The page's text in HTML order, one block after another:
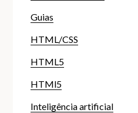
Guias
HTML/CSS
HTML5
HTMl5
Inteligência artificial